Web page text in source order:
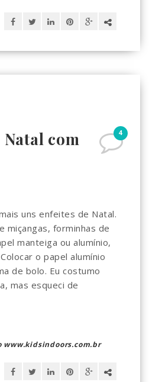
4
com
uns enfeites de Natal.
miçangas, forminhas de
manteiga ou alumínio,
o papel alumínio
de bolo. Eu costumo
mas esqueci de
www.kidsindoors.com.br